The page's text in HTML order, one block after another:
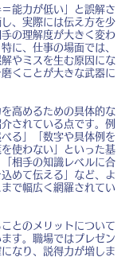
能力が低い」と誤解さ
、実際には伝え方を少
の理解度が大きく変わ
に、仕事の場面では、
やミスを生む原因にな
くことが大きな武器に
高めるための具体的な
されている点です。例
る」「数字や具体例を
使わない」といった基
相手の知識レベルに合
めて伝える」など、よ
で幅広く網羅されてい
とのメリットについて
す。職場ではプレゼン
なり、説得力が増しま